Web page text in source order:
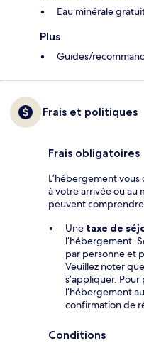
Eau minérale
Plus
Guides/
Frais et politiques
Frais obligatoires
L’hébergement
à votre arrivée ou au
peuvent
Une taxe de
l’hébergement.
par personne et
Veuillez noter
s’appliquer.
l’hébergement
confirmation de
Conditions